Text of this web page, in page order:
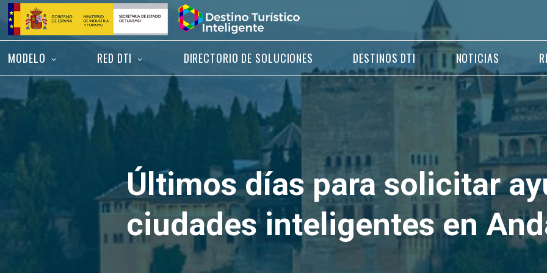
Saltar
contenido
Inicio
MODELO RED DTI DIRECTORIO DE SOLUCIONES DESTINOS DTI NOTICIAS
Últimos días para solicitar
ciudades inteligentes en